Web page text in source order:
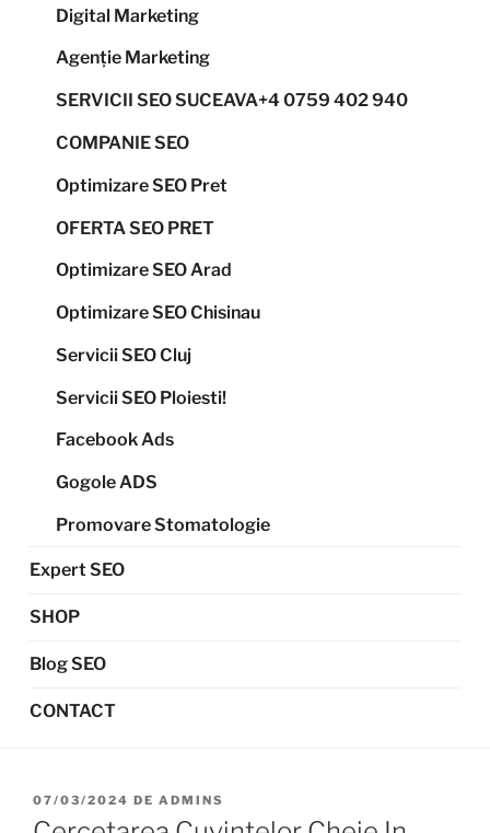
Digital Marketing
Agenție Marketing
SERVICII SEO SUCEAVA+4 0759 402 940
COMPANIE SEO
Optimizare SEO Pret
OFERTA SEO PRET
Optimizare SEO Arad
Optimizare SEO Chisinau
Servicii SEO Cluj
Servicii SEO Ploiesti!
Facebook Ads
Gogole ADS
Promovare Stomatologie
Expert SEO
SHOP
Blog SEO
CONTACT
07/03/2024 DE ADMINS